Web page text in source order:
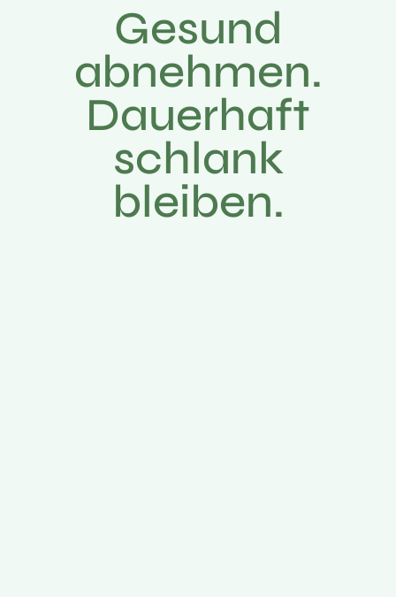
Gesund
abnehmen.
Dauerhaft
schlank
bleiben.